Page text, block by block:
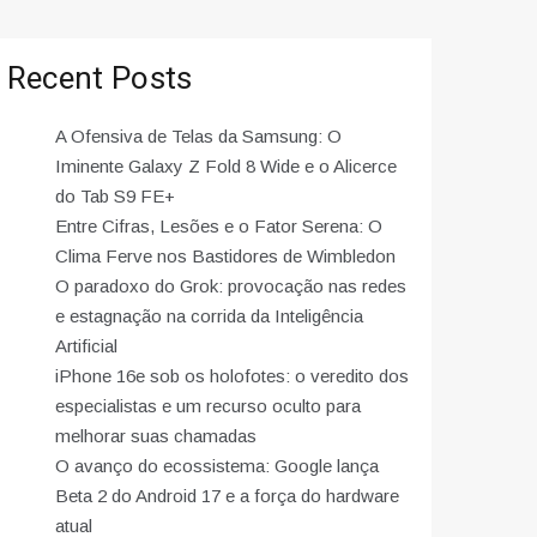
Recent Posts
A Ofensiva de Telas da Samsung: O
Iminente Galaxy Z Fold 8 Wide e o Alicerce
do Tab S9 FE+
Entre Cifras, Lesões e o Fator Serena: O
Clima Ferve nos Bastidores de Wimbledon
O paradoxo do Grok: provocação nas redes
e estagnação na corrida da Inteligência
Artificial
iPhone 16e sob os holofotes: o veredito dos
especialistas e um recurso oculto para
melhorar suas chamadas
O avanço do ecossistema: Google lança
Beta 2 do Android 17 e a força do hardware
atual